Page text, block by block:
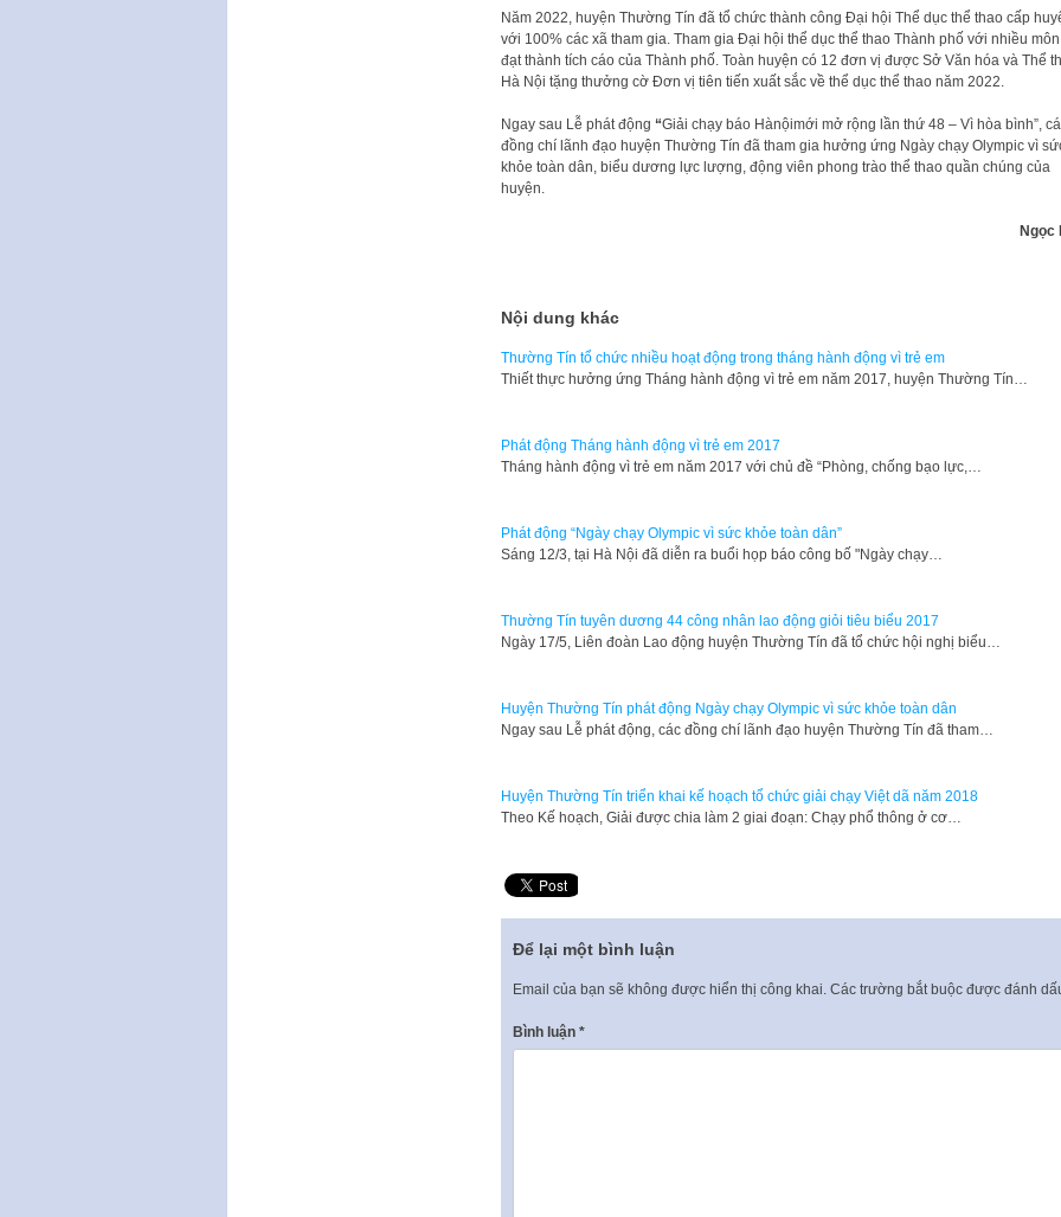
Năm 2022, huyện Thường Tín đã tổ chức thành công Đại hội Thể dục thể thao cấp
với 100% các xã tham gia. Tham gia Đại hội thể dục thể thao Thành phố với nhiều
đạt thành tích cáo của Thành phố. Toàn huyện có 12 đơn vị được Sở Văn hóa và Thể
Hà Nội tặng thưởng cờ Đơn vị tiên tiến xuất sắc về thể dục thể thao năm 2022.
Ngay sau Lễ phát động “Giải chạy báo Hànộimới mở rộng lần thứ 48 – Vì hòa bình”,
đồng chí lãnh đạo huyện Thường Tín đã tham gia hưởng ứng Ngày chạy Olympic vì
khỏe toàn dân, biểu dương lực lượng, động viên phong trào thể thao quần chúng của
huyện.
Ngọc
Nội dung khác
Thường Tín tổ chức nhiều hoạt động trong tháng hành động vì trẻ em
Thiết thực hưởng ứng Tháng hành động vì trẻ em năm 2017, huyện Thường Tín…
Phát động Tháng hành động vì trẻ em 2017
Tháng hành động vì trẻ em năm 2017 với chủ đề “Phòng, chống bạo lực,…
Phát động “Ngày chạy Olympic vì sức khỏe toàn dân”
​Sáng 12/3, tại Hà Nội đã diễn ra buổi họp báo công bố "Ngày chạy…
Thường Tín tuyên dương 44 công nhân lao động giỏi tiêu biểu 2017
Ngày 17/5, Liên đoàn Lao động huyện Thường Tín đã tổ chức hội nghị biểu…
Huyện Thường Tín phát động Ngày chạy Olympic vì sức khỏe toàn dân
Ngay sau Lễ phát động, các đồng chí lãnh đạo huyện Thường Tín đã tham…
Huyện Thường Tín triển khai kế hoạch tổ chức giải chạy Việt dã năm 2018
Theo Kế hoạch, Giải được chia làm 2 giai đoạn: Chạy phổ thông ở cơ…
Để lại một bình luận
Email của bạn sẽ không được hiển thị công khai. Các trường bắt buộc được đánh
Bình luận *